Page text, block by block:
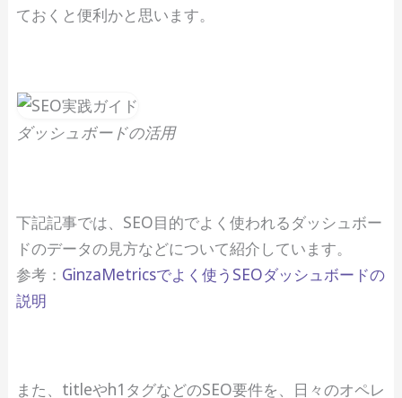
ておくと便利かと思います。
ダッシュボードの活用
下記記事では、SEO目的でよく使われるダッシュボー
ドのデータの見方などについて紹介しています。
参考： GinzaMetricsでよく使うSEOダッシュボードの
説明
また、titleやh1タグなどのSEO要件を、日々のオペレ